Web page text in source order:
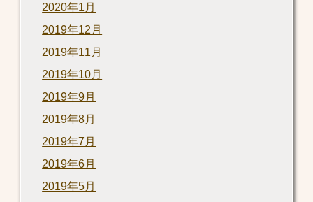
2020年1月
2019年12月
2019年11月
2019年10月
2019年9月
2019年8月
2019年7月
2019年6月
2019年5月